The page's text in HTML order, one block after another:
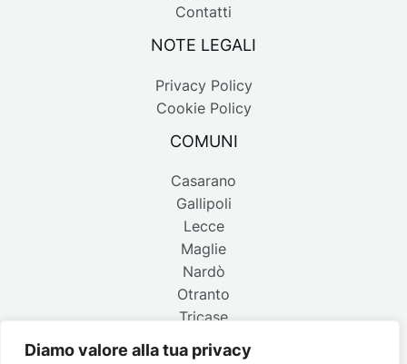
Diamo valore alla tua privacy
Contatti
NOTE LEGALI
Privacy Policy
Cookie Policy
COMUNI
Casarano
Gallipoli
Lecce
Maglie
Nardò
Otranto
Tricase